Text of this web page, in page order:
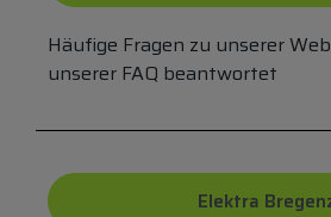
Häufige Fragen zu unserer
unserer FAQ beantwortet
Elektra